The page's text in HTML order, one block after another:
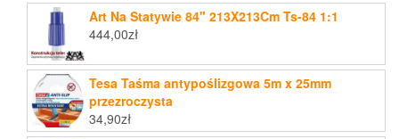
Art Na Statywie 84" 213X213Cm Ts-84 1:1
444,00zł
Tesa Taśma antypoślizgowa 5m x 25mm
przezroczysta
34,90zł